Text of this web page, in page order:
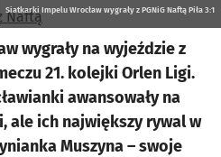
Siatkarki Impelu Wrocław wygrały z PGNiG Naftą Piła 3:1
wygrały na wyjeździe z
21. kolejki Orlen Ligi.
awansowały na
ale ich największy rywal w
Muszyna – swoje